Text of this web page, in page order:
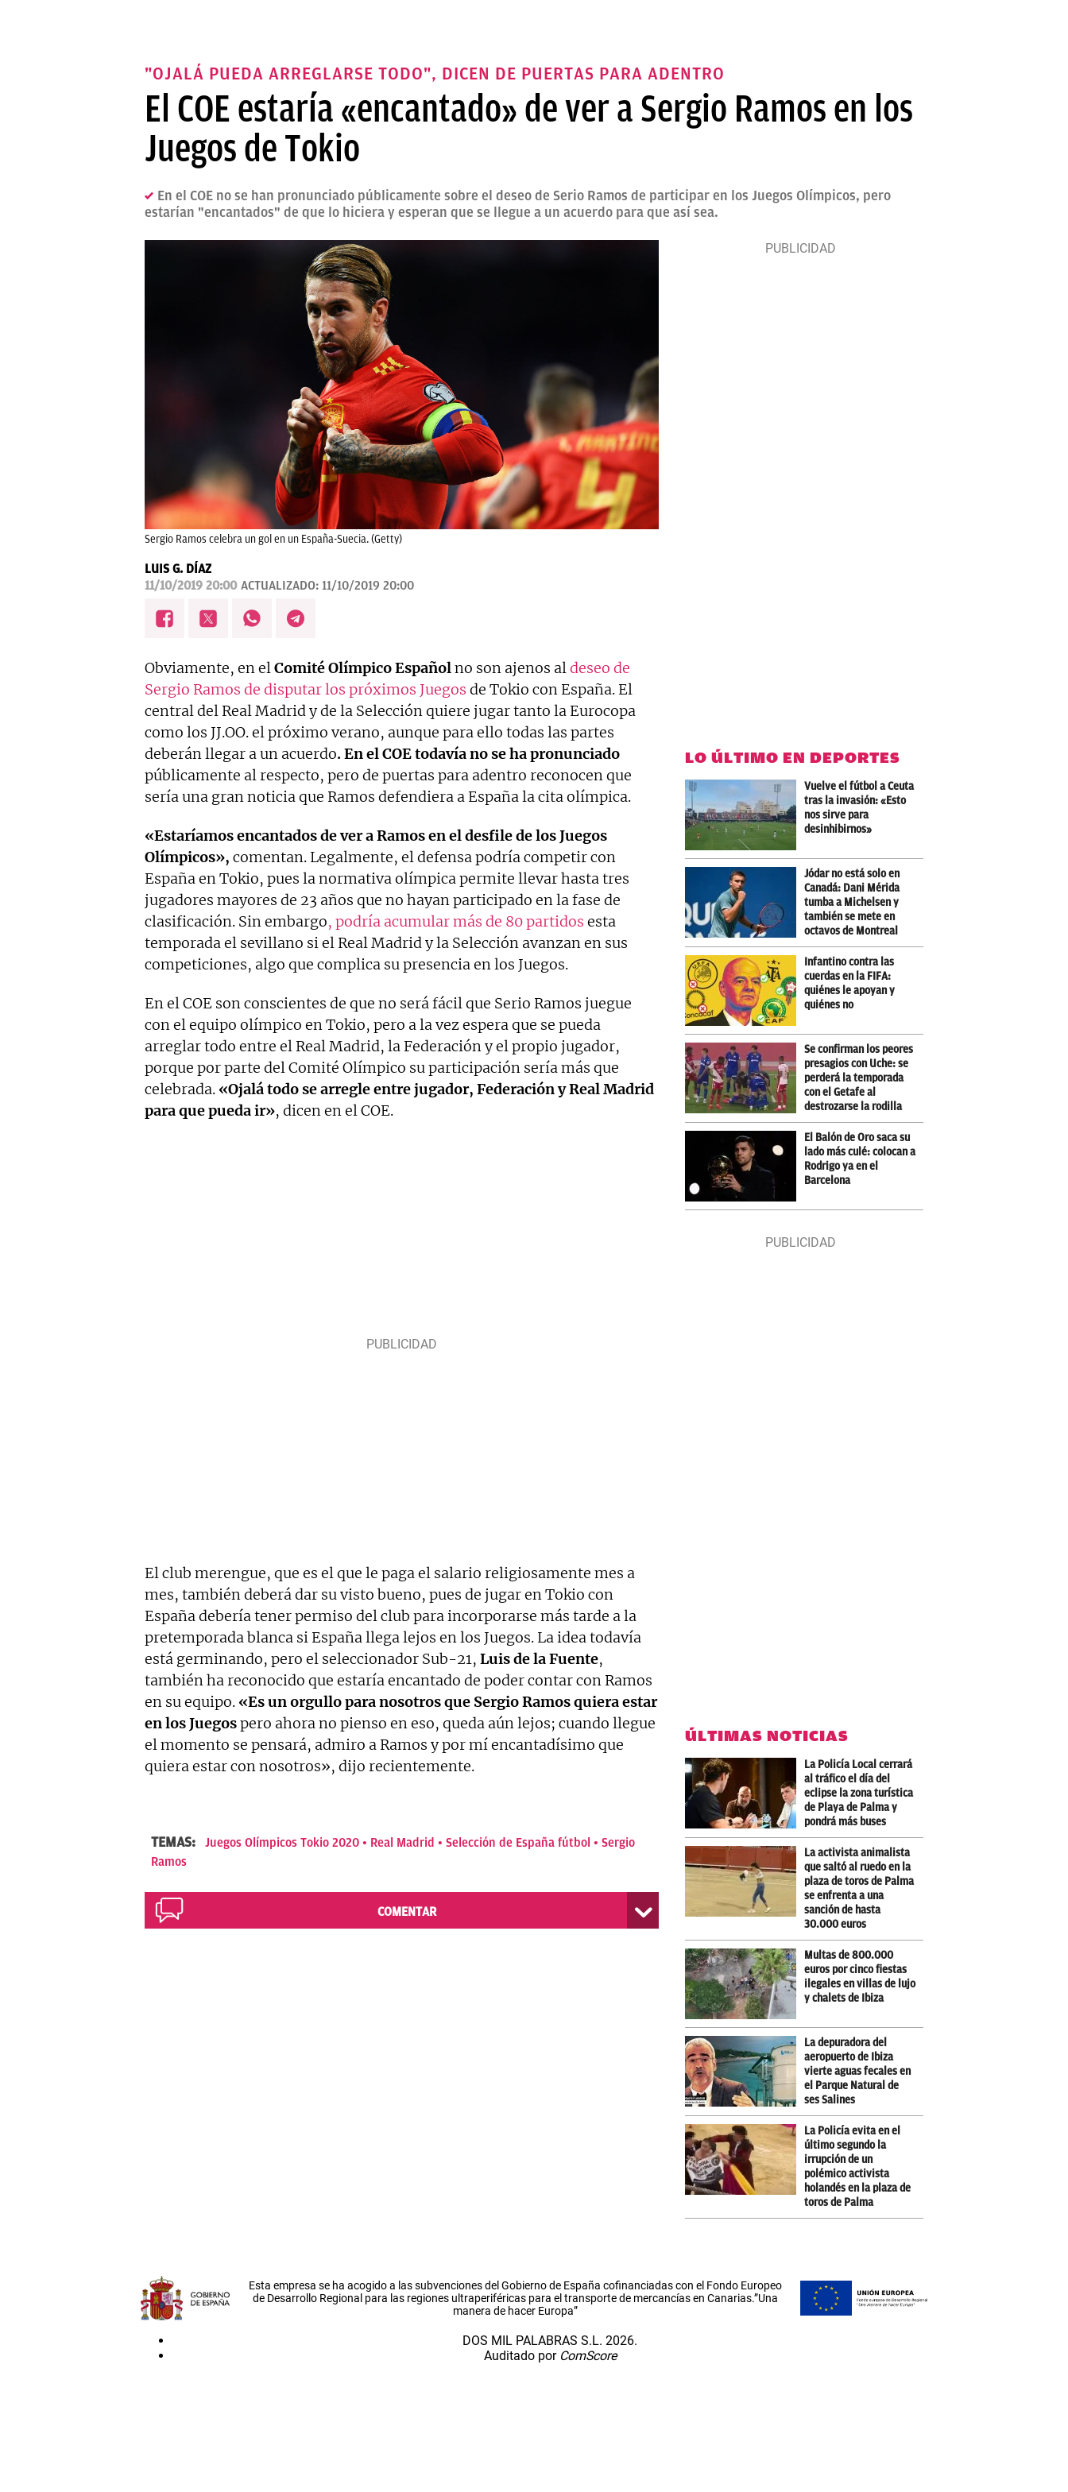
"OJALÁ PUEDA ARREGLARSE TODO", DICEN DE PUERTAS PARA ADENTRO
El COE estaría «encantado» de ver a Sergio Ramos en los
Juegos de Tokio
En el COE no se han pronunciado públicamente sobre el deseo de Serio Ramos de participar en los Juegos Olímpicos, pero
estarían "encantados" de que lo hiciera y esperan que se llegue a un acuerdo para que así sea.
Sergio Ramos celebra un gol en un España-Suecia. (Getty)
LUIS G. DÍAZ
11/10/2019 20:00 ACTUALIZADO: 11/10/2019 20:00
Obviamente, en elComité Olímpico Españolno son ajenos aldeseo de
Sergio Ramos de disputar los próximos Juegos de Tokio con España. El
central del Real Madrid y de la Selección quiere jugar tanto la Eurocopa
como los JJ.OO. el próximo verano, aunque para ello todas las partes
deberán llegar a un acuerdo. En el COE todavía no se ha pronunciado
públicamente al respecto, pero de puertas para adentro reconocen que
sería una gran noticia que Ramos defendiera a España la cita olímpica.
«Estaríamos encantados de ver a Ramos en el desfile de los Juegos
Olímpicos», comentan. Legalmente, el defensa podría competir con
España en Tokio, pues la normativa olímpica permite llevar hasta tres
jugadores mayores de 23 años que no hayan participado en la fase de
clasificación. Sin embargo, podría acumular más de 80 partidos esta
temporada el sevillano si el Real Madrid y la Selección avanzan en sus
competiciones, algo que complica su presencia en los Juegos.
En el COE son conscientes de que no será fácil que Serio Ramos juegue
con el equipo olímpico en Tokio, pero a la vez espera que se pueda
arreglar todo entre el Real Madrid, la Federación y el propio jugador,
porque por parte del Comité Olímpico su participación sería más que
celebrada. «Ojalá todo se arregle entre jugador, Federación y Real Madrid
para que pueda ir», dicen en el COE.
El club merengue, que es el que le paga el salario religiosamente mes a
mes, también deberá dar su visto bueno, pues de jugar en Tokio con
España debería tener permiso del club para incorporarse más tarde a la
pretemporada blanca si España llega lejos en los Juegos. La idea todavía
está germinando, pero el seleccionador Sub-21, Luis de la Fuente,
también ha reconocido que estaría encantado de poder contar con Ramos
en su equipo. «Es un orgullo para nosotros que Sergio Ramos quiera estar
en los Juegospero ahora no pienso en eso, queda aún lejos; cuando llegue
el momento se pensará, admiro a Ramos y por mí encantadísimo que
quiera estar con nosotros», dijo recientemente.
TEMAS: Juegos Olímpicos Tokio 2020 Real Madrid Selección de España fútbol
Sergio
Ramos
COMENTAR
LO ÚLTIMO EN DEPORTES
Vuelve el fútbol a Ceuta
tras la invasión: «Esto
nos sirve para
desinhibirnos»
Jódar no está solo en
Canadá: Dani Mérida
tumba a Michelsen y
también se mete en
octavos de Montreal
Infantino contra las
cuerdas en la FIFA:
quiénes le apoyan y
quiénes no
Se confirman los peores
presagios con Uche: se
perderá la temporada
con el Getafe al
destrozarse la rodilla
El Balón de Oro saca su
lado más culé: colocan a
Rodrigo ya en el
Barcelona
ÚLTIMAS NOTICIAS
La Policía Local cerrará
al tráfico el día del
eclipse la zona turística
de Playa de Palma y
pondrá más buses
La activista animalista
que saltó al ruedo en la
plaza de toros de Palma
se enfrenta a una
sanción de hasta
30.000 euros
Multas de 800.000
euros por cinco fiestas
ilegales en villas de lujo
y chalets de Ibiza
La depuradora del
aeropuerto de Ibiza
vierte aguas fecales en
el Parque Natural de
ses Salines
La Policía evita en el
último segundo la
irrupción de un
polémico activista
holandés en la plaza de
toros de Palma
Esta empresa se ha acogido a las subvenciones del Gobierno de España cofinanciadas con el Fondo Europeo
de Desarrollo Regional para las regiones ultraperiféricas para el transporte de mercancías en Canarias.”Una
manera de hacer Europa”
DOS MIL PALABRAS S.L. 2026.
Auditado por ComScore